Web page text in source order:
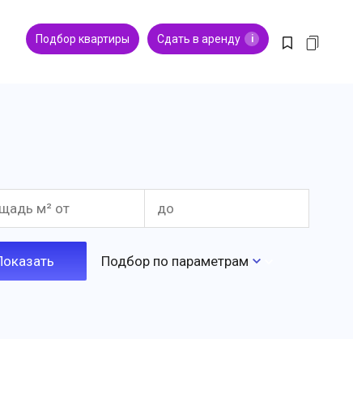
Подбор квартиры Сдать в аренду i
Подбор по параметрам